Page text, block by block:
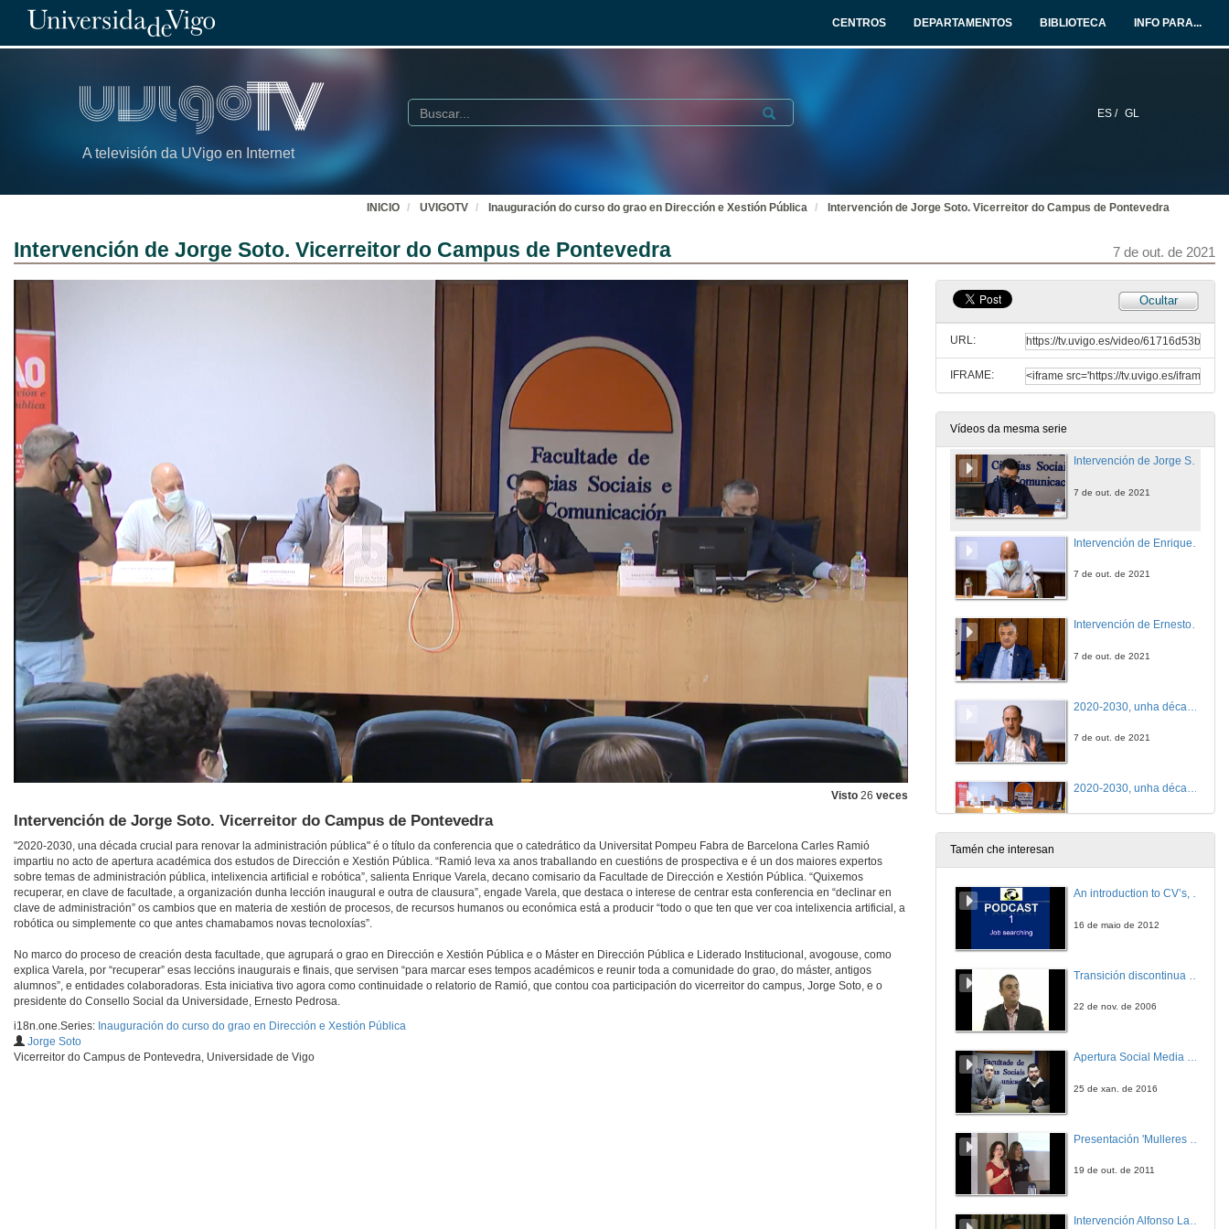
CENTROS DEPARTAMENTOS BIBLIOTECA INFO PARA...
A televisión da UVigo en Internet
ES / GL
Buscar Submit
INICIO UVIGOTV Inauguración do curso do grao en Dirección e Xestión Pública Intervención de Jorge Soto. Vicerreitor do Campus de Pontevedra
Intervención de Jorge Soto. Vicerreitor do Campus de Pontevedra 7 de out. de 2021
Visto 26 veces
Intervención de Jorge Soto. Vicerreitor do Campus de Pontevedra
"2020-2030, una década crucial para renovar la administración pública" é o título da conferencia que o catedrático da Universitat Pompeu Fabra de Barcelona Carles Ramió
impartiu no acto de apertura académica dos estudos de Dirección e Xestión Pública. “Ramió leva xa anos traballando en cuestións de prospectiva e é un dos maiores expertos
sobre temas de administración pública, intelixencia artificial e robótica”, salienta Enrique Varela, decano comisario da Facultade de Dirección e Xestión Pública. “Quixemos
recuperar, en clave de facultade, a organización dunha lección inaugural e outra de clausura”, engade Varela, que destaca o interese de centrar esta conferencia en “declinar en
clave de administración” os cambios que en materia de xestión de procesos, de recursos humanos ou económica está a producir “todo o que ten que ver coa intelixencia artificial, a
robótica ou simplemente co que antes chamabamos novas tecnoloxías”.
No marco do proceso de creación desta facultade, que agrupará o grao en Dirección e Xestión Pública e o Máster en Dirección Pública e Liderado Institucional, avogouse, como
explica Varela, por “recuperar” esas leccións inaugurais e finais, que servisen “para marcar eses tempos académicos e reunir toda a comunidade do grao, do máster, antigos
alumnos”, e entidades colaboradoras. Esta iniciativa tivo agora como continuidade o relatorio de Ramió, que contou coa participación do vicerreitor do campus, Jorge Soto, e o
presidente do Consello Social da Universidade, Ernesto Pedrosa.
i18n.one.Series: Inauguración do curso do grao en Dirección e Xestión Pública
Jorge Soto
Vicerreitor do Campus de Pontevedra, Universidade de Vigo
Ocultar
URL:
IFRAME:
Vídeos da mesma serie
Intervención de Jorge Soto. Vicerreitor do Campus de Pontevedra
7 de out. de 2021
7 de out. de 2021
Intervención de Ernesto Pedrosa Silva. Presidente do Consello Social da Universidade de Vigo
7 de out. de 2021
7 de out. de 2021
2020-2030, unha década crucial para renova a administración pública. Quenda de cuestións
Tamén che interesan
An introduction to CV’s, letters, and job searching
16 de maio de 2012
22 de nov. de 2006
Apertura Social Media Day 2016
25 de xan. de 2016
19 de out. de 2011
Intervención Alfonso Lago Ferreiro